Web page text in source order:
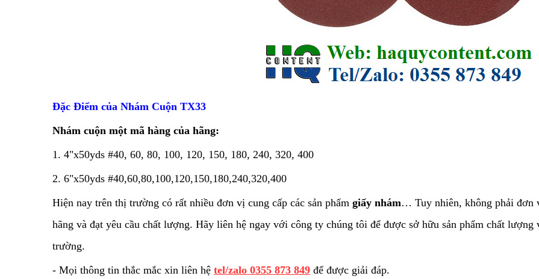
Đặc Điểm của Nhám Cuộn TX33
Nhám cuộn một mã hàng của hãng:
1. 4"x50yds #40, 60, 80, 100, 120, 150, 180, 240, 320, 400
2. 6"x50yds #40,60,80,100,120,150,180,240,320,400
Hiện nay trên thị trường có rất nhiều đơn vị cung cấp các sản phẩm giấy nhám… Tuy nhiên, không phải đơn
hãng và đạt yêu cầu chất lượng. Hãy liên hệ ngay với công ty chúng tôi để được sở hữu sản phẩm chất
trường.
- Mọi thông tin thắc mắc xin liên hệ tel/zalo 0355 873 849 để được giải đáp.